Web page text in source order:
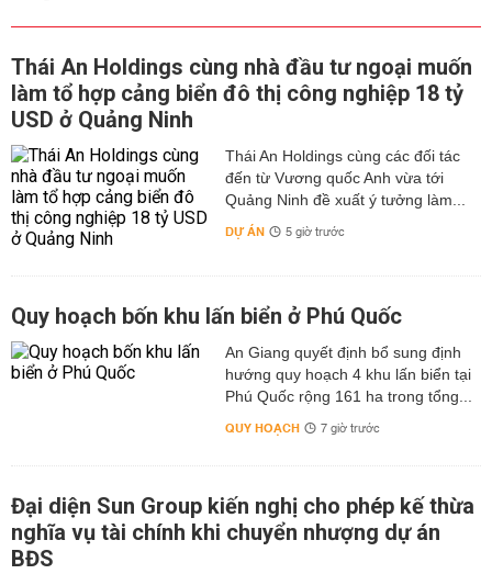
Thái An Holdings cùng nhà đầu tư ngoại muốn
làm tổ hợp cảng biển đô thị công nghiệp 18 tỷ
USD ở Quảng Ninh
Thái An Holdings cùng các đối tác
đến từ Vương quốc Anh vừa tới
Quảng Ninh đề xuất ý tưởng làm...
DỰ ÁN 5 giờ trước
Quy hoạch bốn khu lấn biển ở Phú Quốc
An Giang quyết định bổ sung định
hướng quy hoạch 4 khu lấn biển tại
Phú Quốc rộng 161 ha trong tổng...
QUY HOẠCH 7 giờ trước
Đại diện Sun Group kiến nghị cho phép kế thừa
nghĩa vụ tài chính khi chuyển nhượng dự án
BĐS